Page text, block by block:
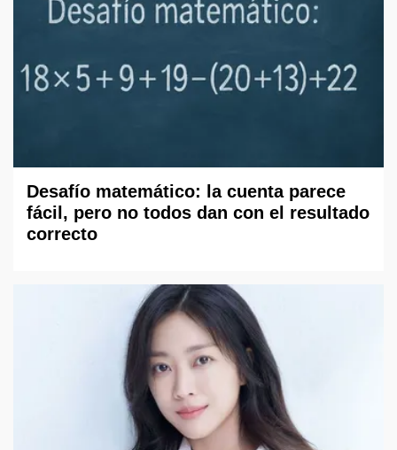
Desafío matemático: la cuenta parece
fácil, pero no todos dan con el resultado
correcto